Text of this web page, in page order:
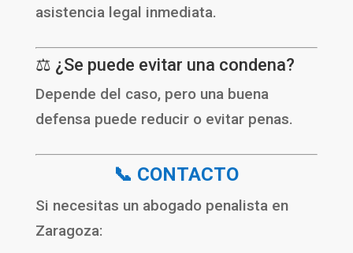
asistencia legal inmediata.
⚖️ ¿Se puede evitar una condena?
Depende del caso, pero una buena
defensa puede reducir o evitar penas.
📞 CONTACTO
Si necesitas un abogado penalista en
Zaragoza: